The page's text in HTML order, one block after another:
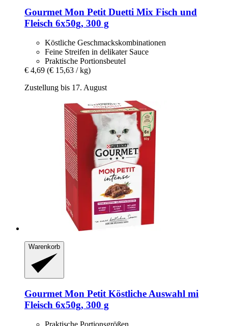
Gourmet Mon Petit Duetti Mix Fisch und
Fleisch 6x50g, 300 g
Köstliche Geschmackskombinationen
Feine Streifen in delikater Sauce
Praktische Portionsbeutel
€ 4,69 (€ 15,63 / kg)
Zustellung bis 17. August
Warenkorb
Gourmet Mon Petit Köstliche Auswahl mi
Fleisch 6x50g, 300 g